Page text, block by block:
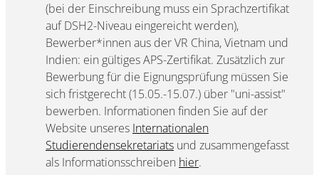
(bei der Einschreibung muss ein Sprachzertifikat
auf DSH2-Niveau eingereicht werden),
Bewerber*innen aus der VR China, Vietnam und
Indien: ein gültiges APS-Zertifikat. Zusätzlich zur
Bewerbung für die Eignungsprüfung müssen Sie
sich fristgerecht (15.05.-15.07.) über "uni-assist"
bewerben. Informationen finden Sie auf der
Website unseres Internationalen
Studierendensekretariats und zusammengefasst
als Informationsschreiben hier.